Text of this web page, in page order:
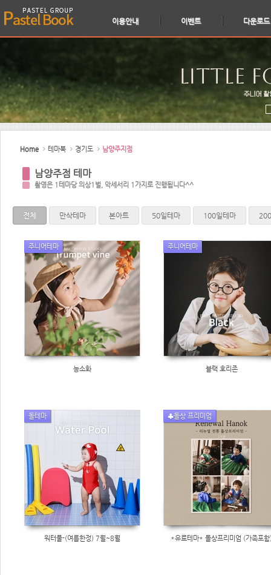
이용안내 이벤트 다운로드
Home 테마북 경기도 남양주지점
남양주점 테마
촬영은 1테마당 의상1벌, 악세서리 1가지로 진행됩니다^^
전체 만삭테마 본아트 50일테마 100일테마
주니어테마
능소화
주니어테마
블랙 호리존
돌테마
워터풀-(여름한정) 7월~8월
♣돌상 프리미엄
*유료테마* 돌상프리미엄 (가족포
Sketchbook5, 스케치북5
Sketchbook5, 스케치북5